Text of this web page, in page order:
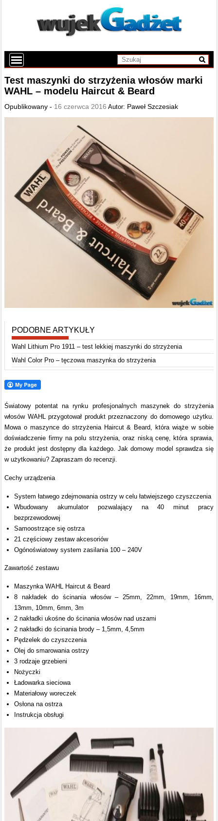
Test maszynki do strzyżenia włosów marki
WAHL – modelu Haircut & Beard
Opublikowany - 16 czerwca 2016 Autor: Paweł Szczesiak
PODOBNE ARTYKUŁY
Wahl Lithium Pro 1911 – test lekkiej maszynki do strzyżenia
Wahl Color Pro – tęczowa maszynka do strzyżenia
Światowy potentat na rynku profesjonalnych maszynek do strzyżenia
włosów WAHL przygotował produkt przeznaczony do domowego użytku.
Mowa o maszynce do strzyżenia Haircut & Beard, która wiąże w sobie
doświadczenie firmy na polu strzyżenia, oraz niską cenę, która sprawia,
że produkt jest dostępny dla każdego. Jak domowy model sprawdza się
w użytkowaniu? Zapraszam do recenzji.
Cechy urządzenia
System łatwego zdejmowania ostrzy w celu łatwiejszego czyszczenia
Wbudowany akumulator pozwalający na 40 minut pracy
bezprzewodowej
Samoostrzące się ostrza
21 częściowy zestaw akcesoriów
Ogónoświatowy system zasilania 100 – 240V
Zawartość zestawu
Maszynka WAHL Haircut & Beard
8 nakładek do ścinania włosów – 25mm, 22mm, 19mm, 16mm,
13mm, 10mm, 6mm, 3m
2 nakładki ukośne do ścinania włosów nad uszami
2 nakładki do ścinania brody – 1,5mm, 4,5mm
Pędzelek do czyszczenia
Olej do smarowania ostrzy
3 rodzaje grzebieni
Nożyczki
Ładowarka sieciowa
Materiałowy woreczek
Osłona na ostrza
Instrukcja obsługi